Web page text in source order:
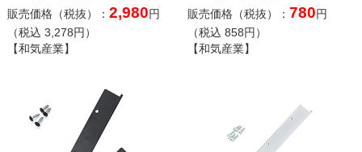
販売価格（税抜）： 2,980円
（税込 3,278円）
【和気産業】
販売価格（税抜）： 780円
（税込858円）
【和気産業】